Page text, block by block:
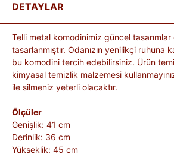
DETAYLAR
Telli metal komodinimiz güncel tasarımlar
tasarlanmıştır. Odanızın yenilikçi ruhuna
bu komodini tercih edebilirsiniz. Ürün
kimyasal temizlik malzemesi
ile silmeniz yeterli olacaktır.
Ölçüler
Genişlik: 41 cm
Derinlik: 36 cm
Yükseklik: 45 cm